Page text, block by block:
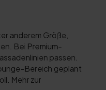
anderem Größe,
Bei Premium-
passen.
Bereich geplant
Mehr zur